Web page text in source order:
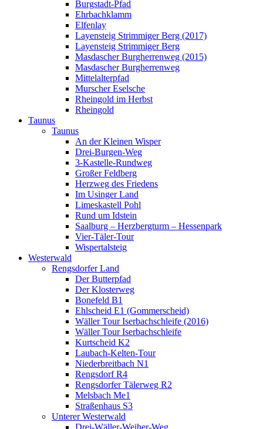
Burgstadt-Pfad
Ehrbachklamm
Elfenlay
Layensteig Strimmiger Berg (2017)
Layensteig Strimmiger Berg
Masdascher Burgherrenweg (2015)
Masdascher Burgherrenweg
Mittelalterpfad
Murscher Eselsche
Rheingold im Herbst
Rheingold
Taunus
Taunus
An der Kleinen Wisper
Drei-Burgen-Weg
3-Kastelle-Rundweg
Großer Feldberg
Herzweg des Friedens
Im Usinger Land
Limeskastell Pohl
Rund um Idstein
Saalburg – Herzbergturm – Hessenpark
Vier-Täler-Tour
Wispertalsteig
Westerwald
Rengsdorfer Land
Der Butterpfad
Der Klosterweg
Bonefeld B1
Ehlscheid E1 (Gommerscheid)
Wäller Tour Iserbachschleife (2016)
Wäller Tour Iserbachschleife
Kurtscheid K2
Laubach-Kelten-Tour
Niederbreitbach N1
Rengsdorf R4
Rengsdorfer Tälerweg R2
Melsbach Me1
Straßenhaus S3
Unterer Westerwald
Drei-Wäller-Weiher-Weg